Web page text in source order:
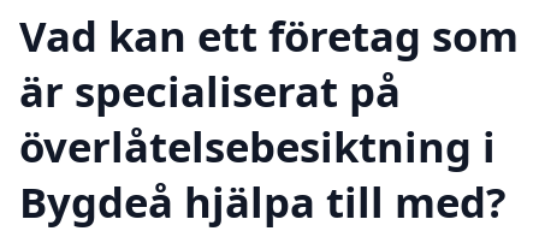
Vad kan ett företag som
är specialiserat på
överlåtelsebesiktning i
Bygdeå hjälpa till med?